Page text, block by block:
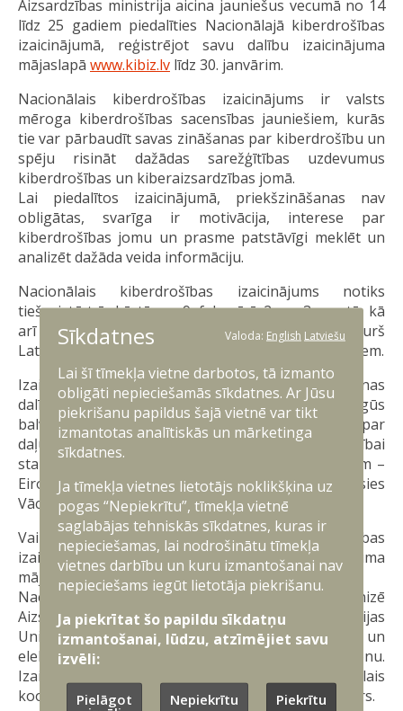
Aizsardzības ministrija aicina jauniešus vecumā no 14
līdz 25 gadiem piedalīties Nacionālajā kiberdrošības
izaicinājumā, reģistrējot savu dalību izaicinājuma
mājaslapā www.kibiz.lv līdz 30. janvārim.
Nacionālais kiberdrošības izaicinājums ir valsts
mēroga kiberdrošības sacensības jauniešiem, kurās
tie var pārbaudīt savas zināšanas par kiberdrošību un
spēju risināt dažādas sarežģītības uzdevumus
kiberdrošības un kiberaizsardzības jomā.
Lai piedalītos izaicinājumā, priekšzināšanas nav
obligātas, svarīga ir motivācija, interese par
kiberdrošības jomu un prasme patstāvīgi meklēt un
analizēt dažāda veida informāciju.
Nacionālais kiberdrošības izaicinājums notiks
tiešsaistē trīs kārtās – 9. februārī, 2. un 3. martā, kā
arī 30. un 31. martā. Katrā kārtā var piedalīties jebkurš
Latvijas valstspiederīgais vecumā no 14 līdz 25 gadiem.
Izaicinājuma noslēgumā pēc rezultātu apkopošanas
dalībnieki, kas būs sakrājuši visvairāk punktus, iegūs
balvas no Aizsardzības ministrijas un iespēju kļūt par
daļu no Latvijas nacionālās izlases dalībai
starptautiskās kiberdrošības sacensībās jauniešiem –
Eiropas kiberdrošības izaicinājums, kas norisināsies
Vācijā.
Vairāk informācijas par Nacionālo kiberdrošības
izaicinājumu un noteikumiem pieejama izaicinājuma
mājaslapāwww.kibiz.lv
Nacionālo kiberdrošības izaicinājumu Latvijā organizē
Aizsardzības ministrija sadarbībā ar CERT.LV, Latvijas
Universitāti un Zemessardzes Kiberaizsardzības un
elektromagnētiskās karadarbības bataljonu.
Izaicinājumu atbalsta Latvijas Nacionālais
koordinācijas centrs (NCC-LV) un Jaunsardzes centrs.
Sīkdatnes Valoda: English Latviešu
Lai šī tīmekļa vietne darbotos, tā izmanto
obligāti nepieciešamās sīkdatnes. Ar Jūsu
piekrišanu papildus šajā vietnē var tikt
izmantotas analītiskās un mārketinga
sīkdatnes.
Ja tīmekļa vietnes lietotājs noklikšķina uz
pogas “Nepiekrītu”, tīmekļa vietnē
saglabājas tehniskās sīkdatnes, kuras ir
nepieciešamas, lai nodrošinātu tīmekļa
vietnes darbību un kuru izmantošanai nav
nepieciešams iegūt lietotāja piekrišanu.
Ja piekrītat šo papildu sīkdatņu
izmantošanai, lūdzu, atzīmējiet savu
izvēli:
Pielāgot Nepiekrītu Piekrītu